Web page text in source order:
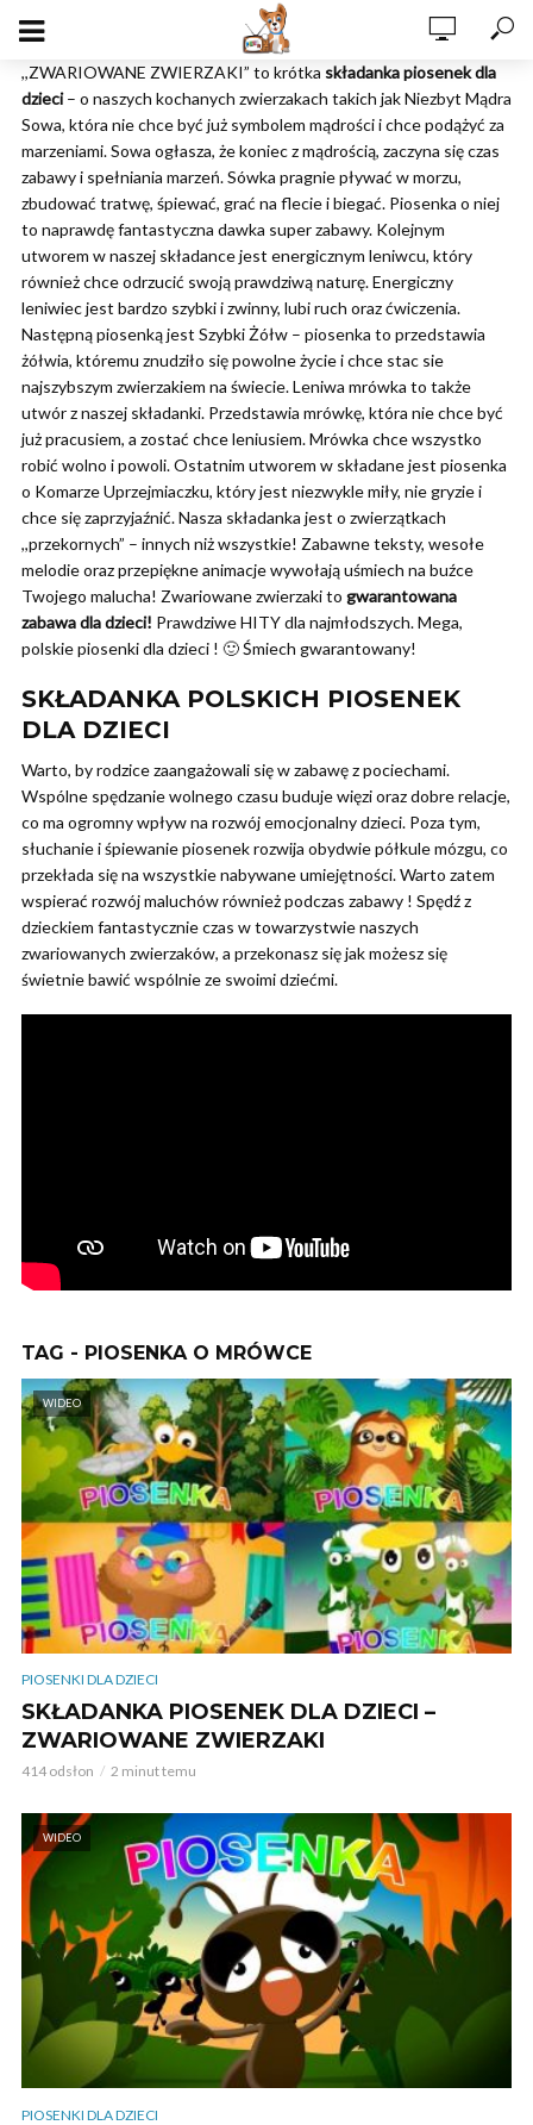
,,ZWARIOWANE ZWIERZAKI” to krótka składanka piosenek dla
dzieci– o naszych kochanych zwierzakach takich jak Niezbyt Mądra
Sowa, która nie chce być już symbolem mądrości i chce podążyć za
marzeniami. Sowa ogłasza, że koniec z mądrością, zaczyna się czas
zabawy i spełniania marzeń. Sówka pragnie pływać w morzu,
zbudować tratwę, śpiewać, grać na flecie i biegać. Piosenka o niej
to naprawdę fantastyczna dawka super zabawy. Kolejnym
utworem w naszej składance jest energicznym leniwcu, który
również chce odrzucić swoją prawdziwą naturę. Energiczny
leniwiec jest bardzo szybki i zwinny, lubi ruch oraz ćwiczenia.
Następną piosenką jest Szybki Żółw – piosenka to przedstawia
żółwia, któremu znudziło się powolne życie i chce stac sie
najszybszym zwierzakiem na świecie. Leniwa mrówka to także
utwór z naszej składanki. Przedstawia mrówkę, która nie chce być
już pracusiem, a zostać chce leniusiem. Mrówka chce wszystko
robić wolno i powoli. Ostatnim utworem w składane jest piosenka
o Komarze Uprzejmiaczku, który jest niezwykle miły, nie gryzie i
chce się zaprzyjaźnić. Nasza składanka jest o zwierzątkach
,,przekornych” – innych niż wszystkie! Zabawne teksty, wesołe
melodie oraz przepiękne animacje wywołają uśmiech na buźce
Twojego malucha! Zwariowane zwierzaki to gwarantowana
zabawa dla dzieci! Prawdziwe HITY dla najmłodszych. Mega,
polskie piosenki dla dzieci ! 🙂 Śmiech gwarantowany!
SKŁADANKA POLSKICH PIOSENEK
DLA DZIECI
Warto, by rodzice zaangażowali się w zabawę z pociechami.
Wspólne spędzanie wolnego czasu buduje więzi oraz dobre relacje,
co ma ogromny wpływ na rozwój emocjonalny dzieci. Poza tym,
słuchanie i śpiewanie piosenek rozwija obydwie półkule mózgu, co
przekłada się na wszystkie nabywane umiejętności. Warto zatem
wspierać rozwój maluchów również podczas zabawy ! Spędź z
dzieckiem fantastycznie czas w towarzystwie naszych
zwariowanych zwierzaków, a przekonasz się jak możesz się
świetnie bawić wspólnie ze swoimi dziećmi.
TAG - PIOSENKA O MRÓWCE
WIDEO
PIOSENKI DLA DZIECI
SKŁADANKA PIOSENEK DLA DZIECI –
ZWARIOWANE ZWIERZAKI
414 odsłon 2 minut temu
WIDEO
PIOSENKI DLA DZIECI